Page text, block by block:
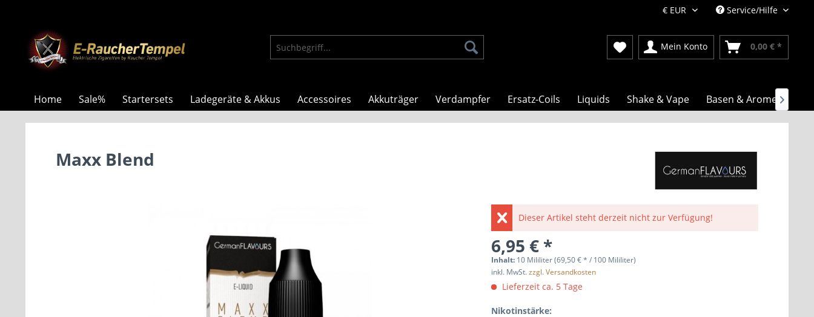
Service/Hilfe
Mein Konto 0,00 € *
Home Sale% Startersets Ladegeräte & Akkus Accessoires Akkuträger Verdampfer Ersatz-Coils Liquids Shake & Vape Basen & Aromen
Maxx Blend
Dieser Artikel steht derzeit nicht zur Verfügung!
6,95 € *
Inhalt: 10 Mililiter (69,50 € * / 100 Mililiter)
inkl. MwSt.zzgl. Versandkosten
Lieferzeit ca. 5 Tage
Nikotinstärke: